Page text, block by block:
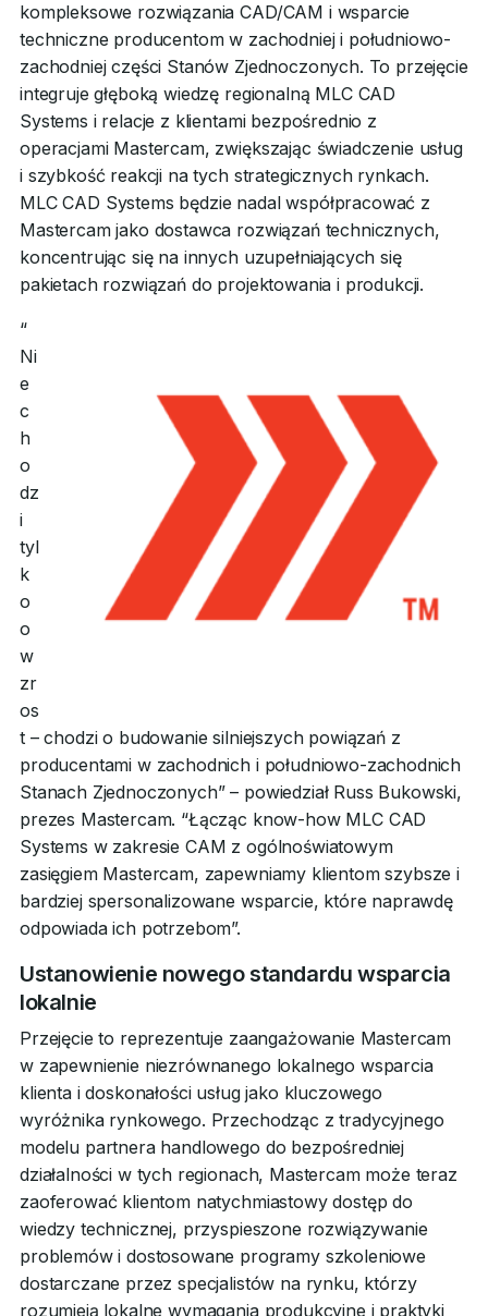
kompleksowe rozwiązania CAD/CAM i wsparcie
techniczne producentom w zachodniej i południowo-
zachodniej części Stanów Zjednoczonych. To przejęcie
integruje głęboką wiedzę regionalną MLC CAD
Systems i relacje z klientami bezpośrednio z
operacjami Mastercam, zwiększając świadczenie usług
i szybkość reakcji na tych strategicznych rynkach.
MLC CAD Systems będzie nadal współpracować z
Mastercam jako dostawca rozwiązań technicznych,
koncentrując się na innych uzupełniających się
pakietach rozwiązań do projektowania i produkcji.
“
Ni
e
c
h
o
dz
i
tyl
k
o
o
w
zr
os
t – chodzi o budowanie silniejszych powiązań z
producentami w zachodnich i południowo-zachodnich
Stanach Zjednoczonych” – powiedział Russ Bukowski,
prezes Mastercam. “Łącząc know-how MLC CAD
Systems w zakresie CAM z ogólnoświatowym
zasięgiem Mastercam, zapewniamy klientom szybsze i
bardziej spersonalizowane wsparcie, które naprawdę
odpowiada ich potrzebom”.
Ustanowienie nowego standardu wsparcia
lokalnie
Przejęcie to reprezentuje zaangażowanie Mastercam
w zapewnienie niezrównanego lokalnego wsparcia
klienta i doskonałości usług jako kluczowego
wyróżnika rynkowego. Przechodząc z tradycyjnego
modelu partnera handlowego do bezpośredniej
działalności w tych regionach, Mastercam może teraz
zaoferować klientom natychmiastowy dostęp do
wiedzy technicznej, przyspieszone rozwiązywanie
problemów i dostosowane programy szkoleniowe
dostarczane przez specjalistów na rynku, którzy
rozumieją lokalne wymagania produkcyjne i praktyki